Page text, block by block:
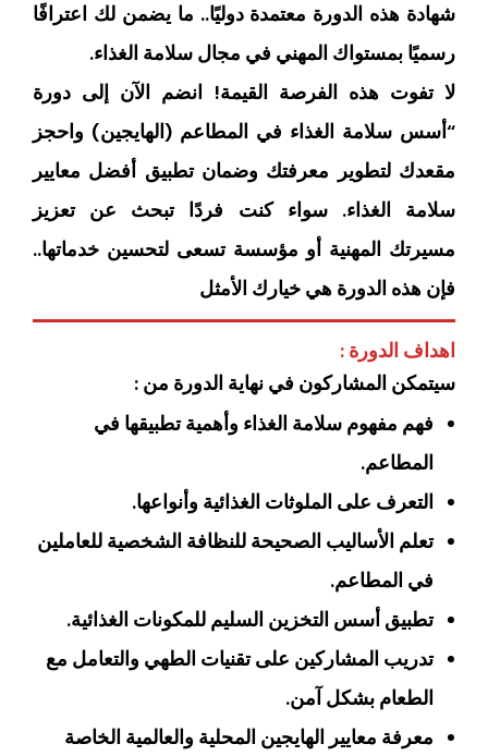
شهادة هذه الدورة معتمدة دوليًا.. ما يضمن لك اعترافًا
رسميًا بمستواك المهني في مجال سلامة الغذاء.
لا تفوت هذه الفرصة القيمة! انضم الآن إلى دورة
“أسس سلامة الغذاء في المطاعم (الهايجين) واحجز
مقعدك لتطوير معرفتك وضمان تطبيق أفضل معايير
سلامة الغذاء. سواء كنت فردًا تبحث عن تعزيز
مسيرتك المهنية أو مؤسسة تسعى لتحسين خدماتها..
فإن هذه الدورة هي خيارك الأمثل
اهداف الدورة :
سيتمكن المشاركون في نهاية الدورة من :
فهم مفهوم سلامة الغذاء وأهمية تطبيقها في
المطاعم.
التعرف على الملوثات الغذائية وأنواعها.
تعلم الأساليب الصحيحة للنظافة الشخصية للعاملين
في المطاعم.
تطبيق أسس التخزين السليم للمكونات الغذائية.
تدريب المشاركين على تقنيات الطهي والتعامل مع
الطعام بشكل آمن.
معرفة معايير الهايجين المحلية والعالمية الخاصة